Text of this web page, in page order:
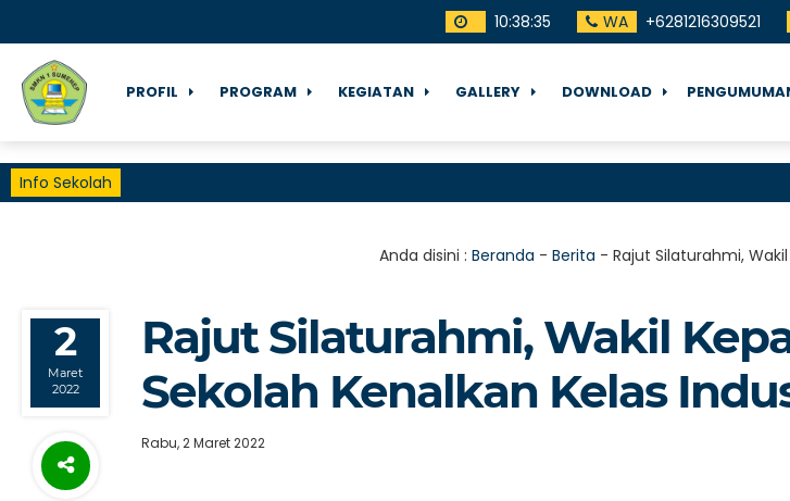
10:38:36 WA +6281216309521
PROFIL PROGRAM KEGIATAN GALLERY DOWNLOAD
Info Sekolah
Anda disini : Beranda - Berita - Rajut Silaturahmi,
2
Maret
2022
Rajut Silaturahmi, Wakil
Sekolah Kenalkan Kelas
Rabu, 2 Maret 2022